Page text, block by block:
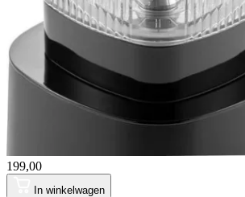
199,00
In winkelwagen